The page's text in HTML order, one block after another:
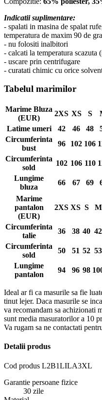
Indicatii suplimentare:
- spalati in masina de spalat
temperatura de maxim 90 de
- nu folositi inalbitori
- calcati la temperatura scazuta
- uscare prin centrifugare
- curatati chimic cu orice
Tabelul marimilor
Marime Bluza
(EUR)
2XS XS S
Latime umeri
42 46 48
Circumferinta
bust
96 102 106
Circumferinta
sold
102 106 110
Lungime
bluza
66 67 69
Marime
pantalon
(EUR)
2XS XS S M
Circumferinta
talie
36 38 40 42
Circumferinta
sold
50 51 52 53
Lungime
pantalon
94 96 98
Ideal ar fi ca masurile sa fie
tinut lejer. Daca masurile se
va recomandam sa achizionati
sunt media masuratorilor a 10
Va rugam sa ne contactati
Detalii produs
Cod produs L2B1LILA3XL
Garantie persoane fizice
30 zile